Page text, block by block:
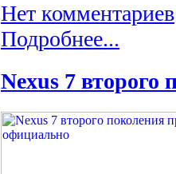
Нет комментариев
Подробнее...
Nexus 7 второго